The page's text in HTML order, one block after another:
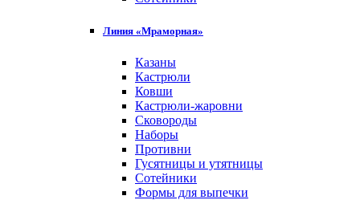
Линия «Мраморная»
Казаны
Кастрюли
Ковши
Кастрюли-жаровни
Сковороды
Наборы
Противни
Гусятницы и утятницы
Сотейники
Формы для выпечки